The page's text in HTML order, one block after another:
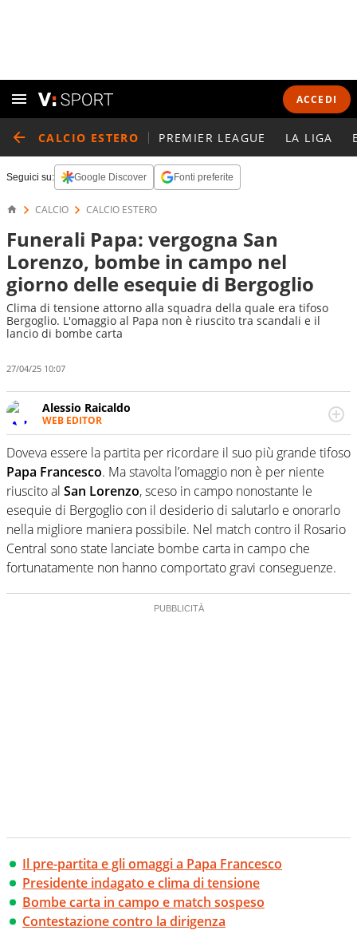
ACCEDI
CALCIO ESTERO PREMIER LEAGUE LA LIGA
Seguici su: Google Discover Fonti preferite
CALCIO CALCIO ESTERO
Funerali Papa: vergogna San
Lorenzo, bombe in campo nel
giorno delle esequie di Bergoglio
Clima di tensione attorno alla squadra della quale era tifoso
Bergoglio. L'omaggio al Papa non è riuscito tra scandali e il
lancio di bombe carta
27/04/25 10:07
Alessio Raicaldo
WEB EDITOR
Un figlio che si chiama Diego e la tesi di laurea sugli stadi
di proprietà in Italia. Il calcio quale filo conduttore
irrinunciabile tra passione e professione. Per Virgilio
Sport indaga, approfondisce e scandaglia l'universo
mondo dello sport per antonomasia
Doveva essere la partita per ricordare il suo più grande tifoso
Papa Francesco. Ma stavolta l’omaggio non è per niente
riuscito al San Lorenzo, sceso in campo nonostante le
esequie di Bergoglio con il desiderio di salutarlo e onorarlo
nella migliore maniera possibile. Nel match contro il Rosario
Central sono state lanciate bombe carta in campo che
fortunatamente non hanno comportato gravi conseguenze.
Il pre-partita e gli omaggi a Papa Francesco
Presidente indagato e clima di tensione
Bombe carta in campo e match sospeso
Contestazione contro la dirigenza